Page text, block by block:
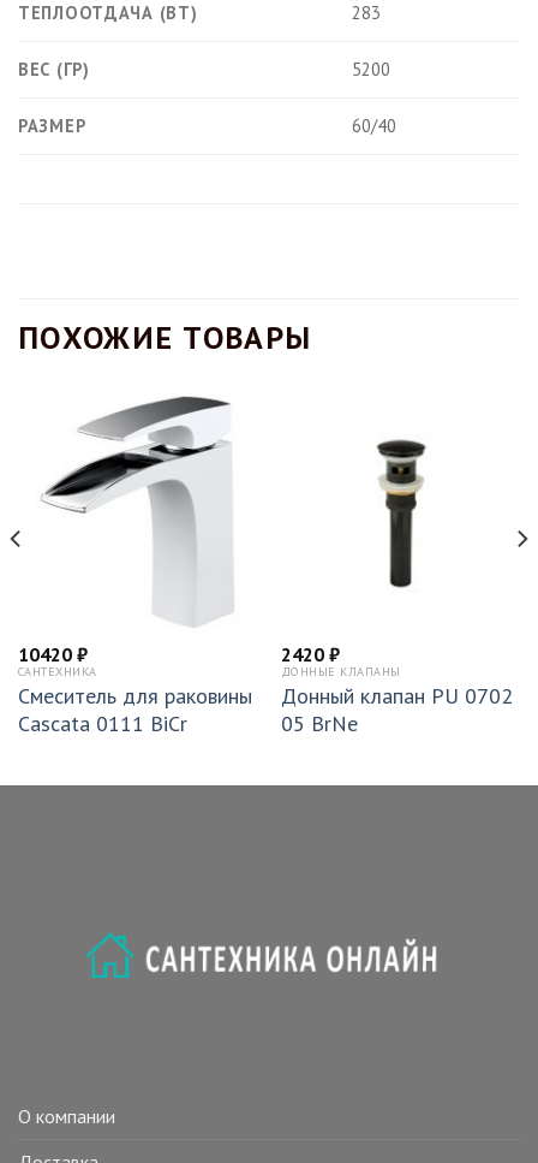
ТЕПЛООТДАЧА (ВТ) 283
ВЕС (ГР) 5200
РАЗМЕР 60/40
ПОХОЖИЕ ТОВАРЫ
10420 ₽
САНТЕХНИКА
Смеситель для раковины
Cascata 0111 BiCr
2420 ₽
ДОННЫЕ КЛАПАНЫ
Донный клапан PU 0702
05 BrNe
О компании